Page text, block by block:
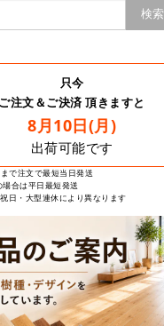
検索
只今
ご注文＆ご決済 頂きますと
8月10日(月)
出荷可能です
で注文で最短当日発送
合は平日最短発送
日・大型連休により異なります